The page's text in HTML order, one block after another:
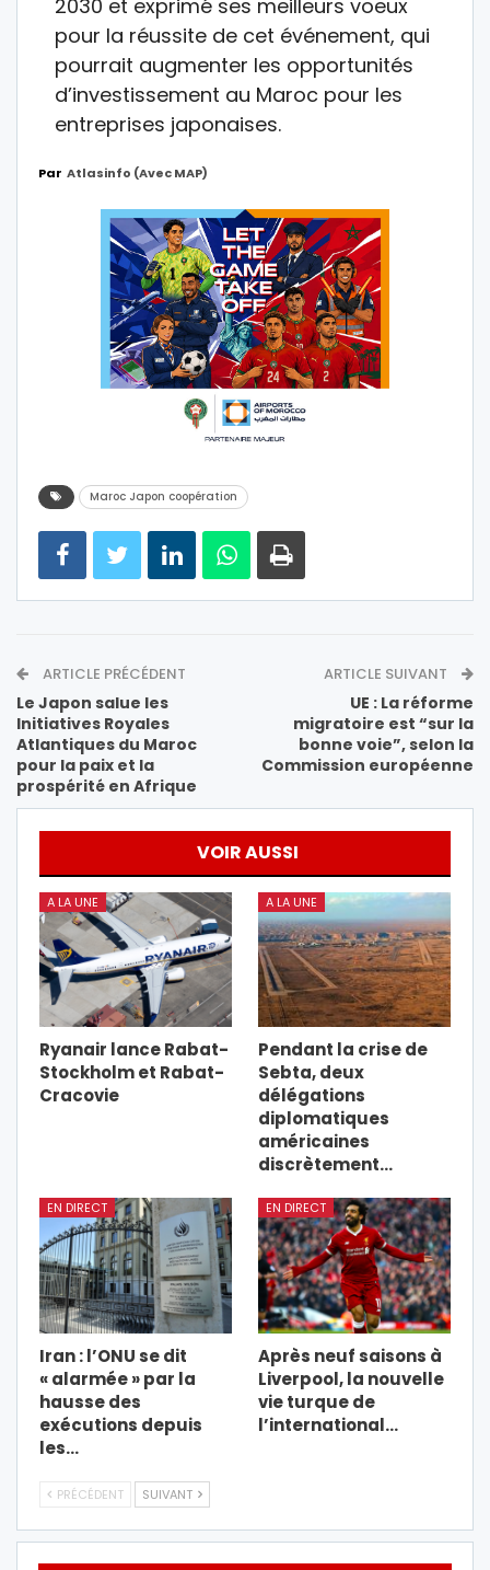
2030 et exprimé ses meilleurs voeux
pour la réussite de cet événement, qui
pourrait augmenter les opportunités
d’investissement au Maroc pour les
entreprises japonaises.
Par Atlasinfo (avec MAP)
Maroc Japon coopération
ARTICLE PRÉCÉDENT
Le Japon salue les
Initiatives Royales
Atlantiques du Maroc
pour la paix et la
prospérité en Afrique
ARTICLE SUIVANT
UE : La réforme
migratoire est “sur la
bonne voie”, selon la
Commission européenne
VOIR AUSSI
A LA UNE
Ryanair lance Rabat-
Stockholm et Rabat-
Cracovie
A LA UNE
Pendant la crise de
Sebta, deux
délégations
diplomatiques
américaines
discrètement…
EN DIRECT
Iran : l’ONU se dit
« alarmée » par la
hausse des
exécutions depuis
les…
EN DIRECT
Après neuf saisons à
Liverpool, la nouvelle
vie turque de
l’international…
PRÉCÉDENT SUIVANT